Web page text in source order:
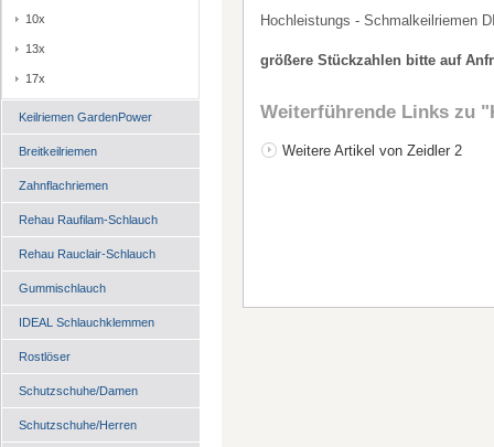
10x
13x
17x
Keilriemen GardenPower
Breitkeilriemen
Zahnflachriemen
Rehau Raufilam-Schlauch
Rehau Rauclair-Schlauch
Gummischlauch
IDEAL Schlauchklemmen
Rostlöser
Schutzschuhe/Damen
Schutzschuhe/Herren
Hochleistungs - Schmalkeilriemen
größere Stückzahlen bitte auf
Weiterführende Links zu
Weitere Artikel von Zeidler 2